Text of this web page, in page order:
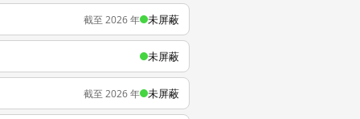
截至 2026 年 未屏蔽
未屏蔽
截至 2026 年 未屏蔽